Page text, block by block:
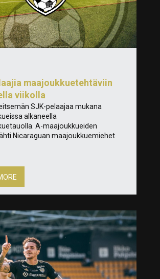
maajoukkuetehtäviin
viikolla
SJK-pelaajaa mukana
alkaneella
A-maajoukkueiden
Nicaraguan maajoukkuemiehet